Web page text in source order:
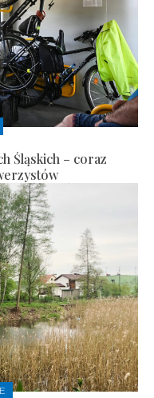
Śląskich – coraz